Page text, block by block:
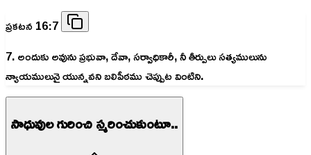
ప్రకటన 16:7
7. అందుకు అవును ప్రభువా, దేవా, సర్వాధికారీ, నీ తీర్పులు సత్యములును
న్యాయములునై యున్నవని బలిపీఠము చెప్పుట వింటిని.
సాధువుల గురించి స్మరించుకుంటూ..